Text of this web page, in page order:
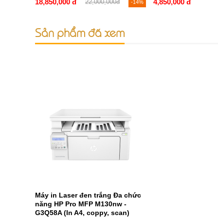
18,850,000 đ 22,000,000đ -14% 4,850,000 đ
Sản phẩm đã xem
Máy in Laser đen trắng Đa chức
năng HP Pro MFP M130nw -
G3Q58A (In A4, coppy, scan)